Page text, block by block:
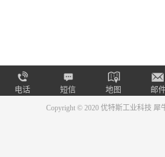
电话 短信 地图 邮
Copyright © 2020 优特斯工业科技 犀